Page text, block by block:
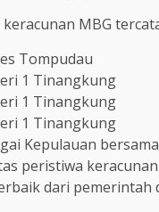
MBG
Tompudau
1 Tinangkung
1 Tinangkung
1 Tinangkung
Kepulauan
peristiwa
dari pemerintah